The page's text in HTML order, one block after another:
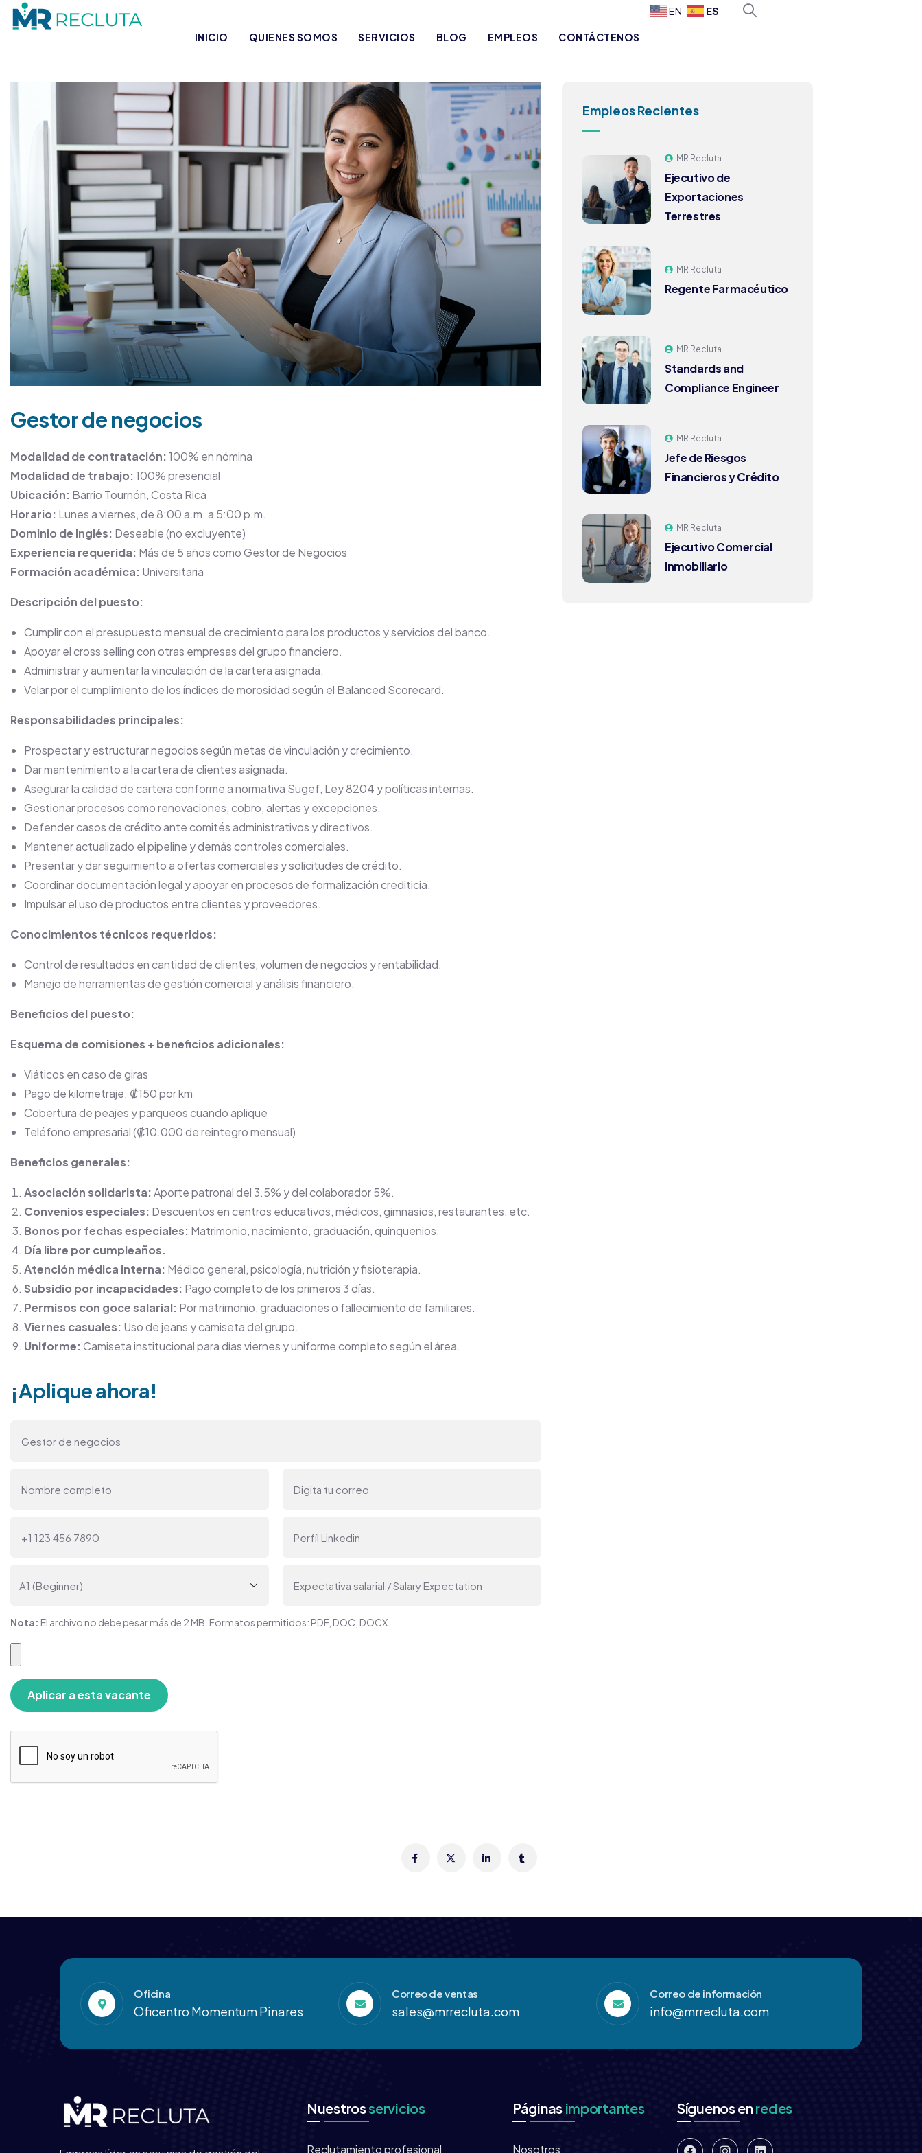
INICIO QUIENES SOMOS SERVICIOS BLOG EMPLEOS CONTÁCTENOS
EN ES
Gestor de negocios
Modalidad de contratación:100% en nómina
Modalidad de trabajo:100% presencial
Ubicación: Barrio Tournón, Costa Rica
Horario: Lunes a viernes, de 8:00 a.m. a 5:00 p.m.
Dominio de inglés: Deseable (no excluyente)
Experiencia requerida: Más de 5 años como Gestor de Negocios
Formación académica: Universitaria
Descripción del puesto:
Cumplir con el presupuesto mensual de crecimiento para los productos y servicios del banco.
Apoyar el cross selling con otras empresas del grupo financiero.
Administrar y aumentar la vinculación de la cartera asignada.
Velar por el cumplimiento de los índices de morosidad según el Balanced Scorecard.
Responsabilidades principales:
Prospectar y estructurar negocios según metas de vinculación y crecimiento.
Dar mantenimiento a la cartera de clientes asignada.
Asegurar la calidad de cartera conforme a normativa Sugef, Ley 8204 y políticas internas.
Gestionar procesos como renovaciones, cobro, alertas y excepciones.
Defender casos de crédito ante comités administrativos y directivos.
Mantener actualizado el pipeline y demás controles comerciales.
Presentar y dar seguimiento a ofertas comerciales y solicitudes de crédito.
Coordinar documentación legal y apoyar en procesos de formalización crediticia.
Impulsar el uso de productos entre clientes y proveedores.
Conocimientos técnicos requeridos:
Control de resultados en cantidad de clientes, volumen de negocios y rentabilidad.
Manejo de herramientas de gestión comercial y análisis financiero.
Beneficios del puesto:
Esquema de comisiones + beneficios adicionales:
Viáticos en caso de giras
Pago de kilometraje: ₡150 por km
Cobertura de peajes y parqueos cuando aplique
Teléfono empresarial (₡10.000 de reintegro mensual)
Beneficios generales:
Asociación solidarista:Aporte patronal del 3.5% y del colaborador 5%.
Convenios especiales: Descuentos en centros educativos, médicos, gimnasios, restaurantes, etc.
Bonos por fechas especiales: Matrimonio, nacimiento, graduación, quinquenios.
Día libre por cumpleaños.
Atención médica interna: Médico general, psicología, nutrición y fisioterapia.
Subsidio por incapacidades: Pago completo de los primeros 3 días.
Permisos con goce salarial: Por matrimonio, graduaciones o fallecimiento de familiares.
Viernes casuales: Uso de jeans y camiseta del grupo.
Uniforme:Camiseta institucional para días viernes y uniforme completo según el área.
¡Aplique ahora!
Nota: El archivo no debe pesar más de 2 MB. Formatos permitidos: PDF, DOC, DOCX.
Empleos Recientes
MR Recluta
Ejecutivo de
Exportaciones
Terrestres
MR Recluta
Regente Farmacéutico
MR Recluta
Standards and
Compliance Engineer
MR Recluta
Jefe de Riesgos
Financieros y Crédito
MR Recluta
Ejecutivo Comercial
Inmobiliario
Oficina
Oficentro Momentum Pinares
Correo de ventas
sales@mrrecluta.com
Correo de información
info@mrrecluta.com
Nuestrosservicios
Reclutamiento profesional
Páginas importantes
Nosotros
Síguenos enredes